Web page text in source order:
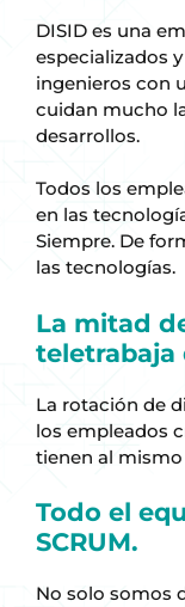
DISID es una
especializados
ingenieros con
cuidan mucho
desarrollos.
Todos los
en las
Siempre. De
las tecnologías.
La mitad
teletrabaja
La rotación de
los empleados
tienen al
Todo el
SCRUM.
No solo somos